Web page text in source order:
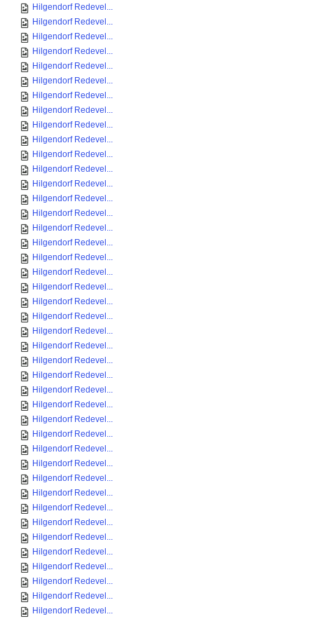
Hilgendorf Redevel...
Hilgendorf Redevel...
Hilgendorf Redevel...
Hilgendorf Redevel...
Hilgendorf Redevel...
Hilgendorf Redevel...
Hilgendorf Redevel...
Hilgendorf Redevel...
Hilgendorf Redevel...
Hilgendorf Redevel...
Hilgendorf Redevel...
Hilgendorf Redevel...
Hilgendorf Redevel...
Hilgendorf Redevel...
Hilgendorf Redevel...
Hilgendorf Redevel...
Hilgendorf Redevel...
Hilgendorf Redevel...
Hilgendorf Redevel...
Hilgendorf Redevel...
Hilgendorf Redevel...
Hilgendorf Redevel...
Hilgendorf Redevel...
Hilgendorf Redevel...
Hilgendorf Redevel...
Hilgendorf Redevel...
Hilgendorf Redevel...
Hilgendorf Redevel...
Hilgendorf Redevel...
Hilgendorf Redevel...
Hilgendorf Redevel...
Hilgendorf Redevel...
Hilgendorf Redevel...
Hilgendorf Redevel...
Hilgendorf Redevel...
Hilgendorf Redevel...
Hilgendorf Redevel...
Hilgendorf Redevel...
Hilgendorf Redevel...
Hilgendorf Redevel...
Hilgendorf Redevel...
Hilgendorf Redevel...